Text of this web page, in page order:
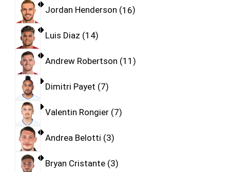
Jordan Henderson 16
Luis Diaz 14
Andrew Robertson 11
Dimitri Payet 7
Valentin Rongier 7
Andrea Belotti 3
Bryan Cristante 3